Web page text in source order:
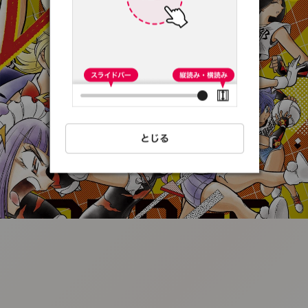
:692.15.692.1:t-
vnqp.lunrzsdszk.vn.oi